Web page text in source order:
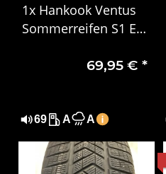
1x Hankook Ventus
Sommerreifen S1 Evo
R19 101T 132569,95 € *
69 A A